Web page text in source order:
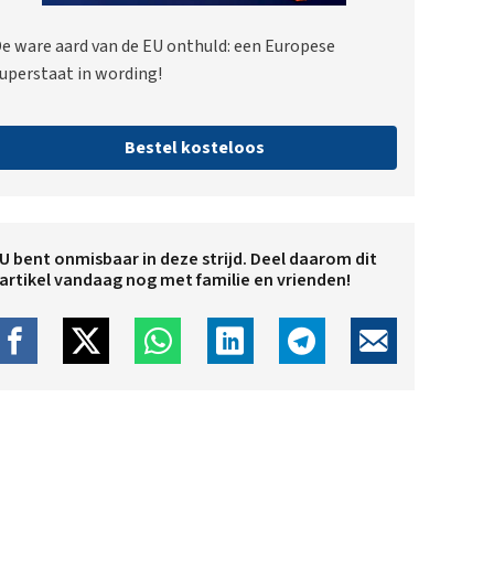
ware aard van de EU onthuld: een Europese
in wording!
Bestel kosteloos
U bent onmisbaar in deze strijd. Deel daarom dit
artikel vandaag nog met familie en vrienden!